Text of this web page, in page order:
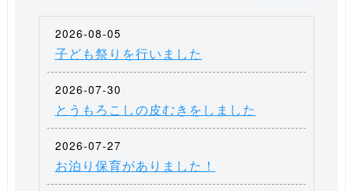
2026-08-05
子ども祭りを行いました
2026-07-30
とうもろこしの皮むきをしました
2026-07-27
お泊り保育がありました！